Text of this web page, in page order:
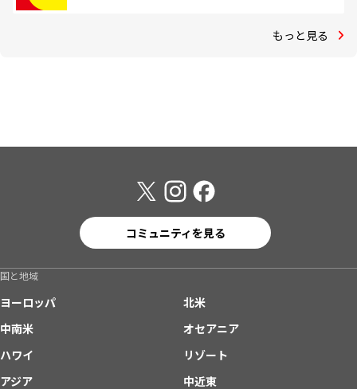
もっと見る
コミュニティを見る
国と地域
ヨーロッパ
北米
中南米
オセアニア
ハワイ
リゾート
アジア
中近東